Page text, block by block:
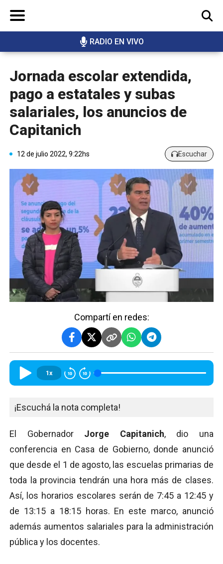
RADIO EN VIVO
BUSCAR
Jornada escolar extendida,
pago a estatales y subas
salariales, los anuncios de
Capitanich
12 de julio 2022, 9:22hs Escuchar
Compartí en redes:
1x
¡Escuchá la nota completa!
El Gobernador Jorge Capitanich, dio una
conferencia en Casa de Gobierno, donde anunció
que desde el 1 de agosto, las escuelas primarias de
toda la provincia tendrán una hora más de clases.
Así, los horarios escolares serán de 7:45 a 12:45 y
de 13:15 a 18:15 horas. En este marco, anunció
además aumentos salariales para la administración
pública y los docentes.